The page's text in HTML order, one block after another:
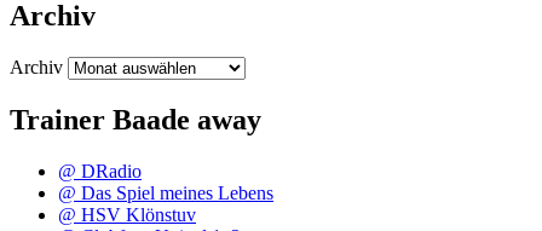
Archiv
Archiv
Trainer Baade away
@ DRadio
@ Das Spiel meines Lebens
@ HSV Klönstuv